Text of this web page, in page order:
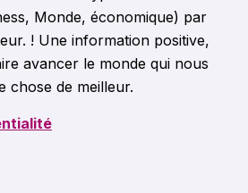
Monde, économique) par
! Une information positive,
avancer le monde qui nous
chose de meilleur.